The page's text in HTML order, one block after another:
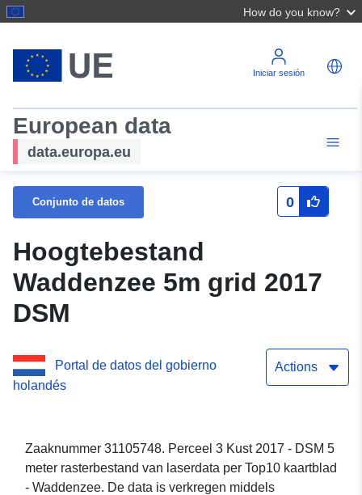
How do you know?
Iniciar sesión
European data
data.europa.eu
Conjunto de datos 0
Hoogtebestand
Waddenzee 5m grid 2017
DSM
Portal de datos del gobierno
holandés
Actions
Zaaknummer 31105748. Perceel 3 Kust 2017 - DSM 5
meter rasterbestand van laserdata per Top10 kaartblad
- Waddenzee. De data is verkregen middels